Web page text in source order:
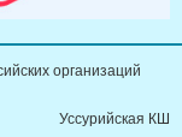
организаций
Уссурийская КШ